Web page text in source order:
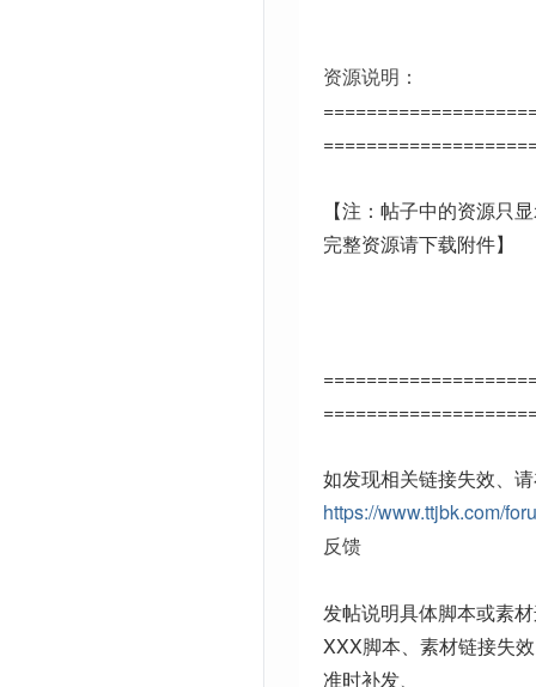
资源说明：
【注：帖子中的资源只
完整资源请下载附件】
如发现相关链接失效、
https://www.ttjbk.com/
反馈
发帖说明具体脚本或素
XXX脚本、素材链接失
准时补发、